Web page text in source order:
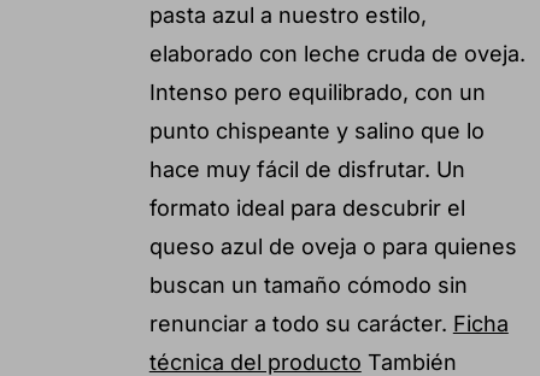
pasta azul a nuestro estilo,
elaborado con leche cruda de oveja.
Intenso pero equilibrado, con un
punto chispeante y salino que lo
hace muy fácil de disfrutar. Un
formato ideal para descubrir el
queso azul de oveja o para quienes
buscan un tamaño cómodo sin
renunciar a todo su carácter. Ficha
técnica del producto También